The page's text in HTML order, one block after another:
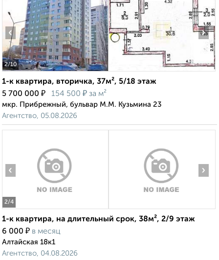
2/10
‹ ›
1-к квартира, вторичка, 37м², 5/18 этаж
5 700 000 ₽ 154 500 ₽ за м²
мкр. Прибрежный, бульвар М.М. Кузьмина 23
Агентство, 05.08.2026
2/4
‹ ›
1-к квартира, на длительный срок, 38м², 2/9 этаж
6 000 ₽ в месяц
Алтайская 18к1
Агентство, 04.08.2026